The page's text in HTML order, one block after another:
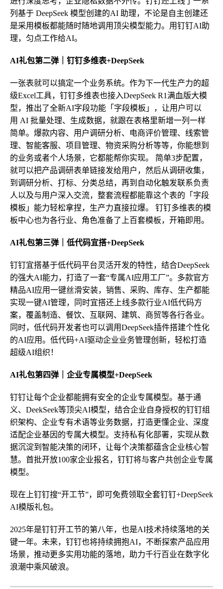
列基于 DeepSeek 模型创建的AI 助理，不论是自主创建还
是采用模板都能随时随地调用顶尖模型能力。用钉钉AI助
理，匀点工作给AI。
AI礼包第二弹｜钉钉多维表+DeepSeek
一张表就可以搞定一个业务系统。作为下一代生产力的超
级Excel工具，钉钉多维表也接入DeepSeek R1满血版大模
型，推出了全新AI字段功能「字段模板」，让用户可以
用 AI 批量处理、生成数据，就跟在表格里新增一列一样
简单。爆款内容、用户调研分析、电商评价管理、线索管
理、智能客服、项目管理、物资采购分析等等，你能想到
的业务或者个人场景，它都能帮你实现。 简单3步配置，
就可以把产品调研表单链接发给用户，然后从调研收集，
到调研分析、打标、分类总结，再到自动化触发联系负责
人以及与用户深入交流，整套流程都能靠这个表的「字段
模板」能力轻松拿捏，生产力直接拉爆。 钉钉多维表的模
板中心也为各行业、角色准备了上百套模板，开箱即用。
AI礼包第三弹｜低代码宜搭+DeepSeek
钉钉宜搭基于低代码平台灵活开发的特性，结合DeepSeek
的强大AI能力，打造了一套“专属AI应用工厂”。多款官方
精品AI应用一键丝滑安装，销售、采购、库存、生产都能
实现一键AI管理，同时宜搭还上线多款行业AI低代码方
案，覆盖制造、餐饮、互联网、建筑、商贸等各行各业。
同时，低代码开发者也可以调用DeepSeek插件搭建个性化
的AI应用。低代码+AI驱动企业业务管理创新，轻松打造
超级AI组织！
AI礼包第四弹｜企业专属模型+DeepSeek
钉钉让每个企业都能拥有安全的企业专属模型。基于通
义、DeekSeek等顶尖AI模型，结合企业自身授权的钉钉组
织架构、企业专有术语等业务数据，打造更懂企业、深度
适配企业基因的专属大模型。支持私有化部署，实现从数
据沉淀到智能决策的闭环，让每个决策都蕴含企业核心智
慧。首批开放100家企业报名，钉钉将与客户共创企业专属
模型。
现在上钉钉搜“开工节”，即可免费领取全套钉钉+DeepSeek
AI模版礼包。
2025年是钉钉开工节的第八年，也是AI技术持续落地的关
键一年。未来，钉钉也将持续拥抱AI，不断探索产品应用
场景，推动更多实用功能的落地，助力千行百业在数字化
浪潮中乘风破浪。